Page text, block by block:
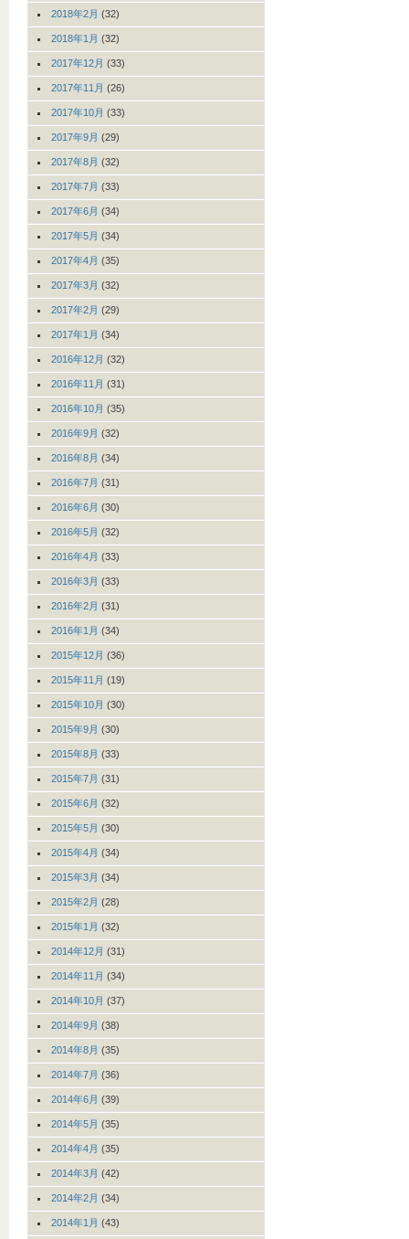
2018年2月 (32)
2018年1月 (32)
2017年12月 (33)
2017年11月 (26)
2017年10月 (33)
2017年9月 (29)
2017年8月 (32)
2017年7月 (33)
2017年6月 (34)
2017年5月 (34)
2017年4月 (35)
2017年3月 (32)
2017年2月 (29)
2017年1月 (34)
2016年12月 (32)
2016年11月 (31)
2016年10月 (35)
2016年9月 (32)
2016年8月 (34)
2016年7月 (31)
2016年6月 (30)
2016年5月 (32)
2016年4月 (33)
2016年3月 (33)
2016年2月 (31)
2016年1月 (34)
2015年12月 (36)
2015年11月 (19)
2015年10月 (30)
2015年9月 (30)
2015年8月 (33)
2015年7月 (31)
2015年6月 (32)
2015年5月 (30)
2015年4月 (34)
2015年3月 (34)
2015年2月 (28)
2015年1月 (32)
2014年12月 (31)
2014年11月 (34)
2014年10月 (37)
2014年9月 (38)
2014年8月 (35)
2014年7月 (36)
2014年6月 (39)
2014年5月 (35)
2014年4月 (35)
2014年3月 (42)
2014年2月 (34)
2014年1月 (43)